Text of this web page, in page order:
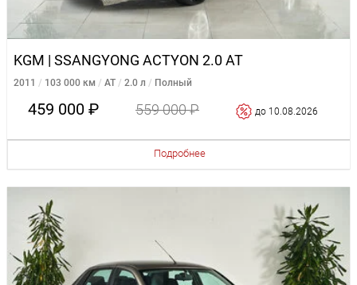
KGM | SSANGYONG ACTYON 2.0 AT
2011 103 000 км AT 2.0 л Полный
459 000 ₽ 559 000 ₽ до 10.08.2026
Подробнее